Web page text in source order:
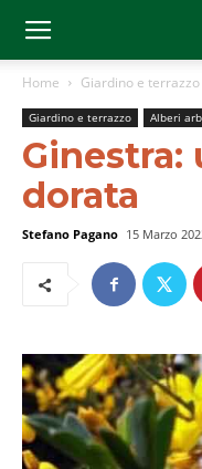
Home Giardino e terrazzo
Giardino e terrazzo Alberi
Ginestra:
dorata
Stefano Pagano 15 Marzo